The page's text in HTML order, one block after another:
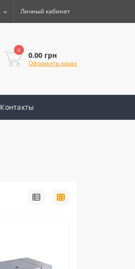
Личный кабинет
0
0.00 грн
Оформить заказ
Контакты